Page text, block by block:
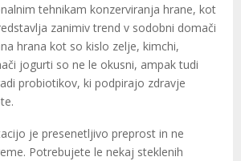
tehnikam konzerviranja hrane, kot
zanimiv trend v sodobni domači
hrana kot so kislo zelje, kimchi,
jogurti so ne le okusni, ampak tudi
probiotikov, ki podpirajo zdravje
je presenetljivo preprost in ne
Potrebujete le nekaj steklenih